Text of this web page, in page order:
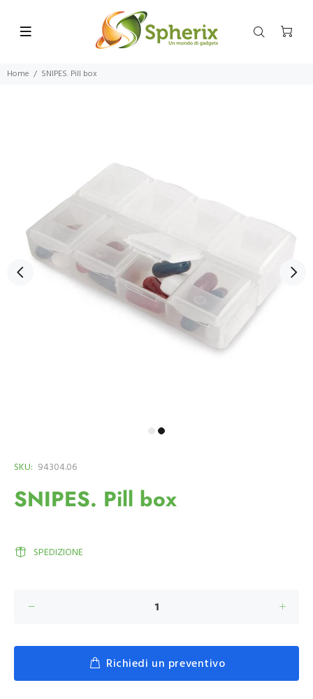
Home SNIPES. Pill box
SKU: 94304.06
SNIPES. Pill box
SPEDIZIONE
Richiedi un preventivo